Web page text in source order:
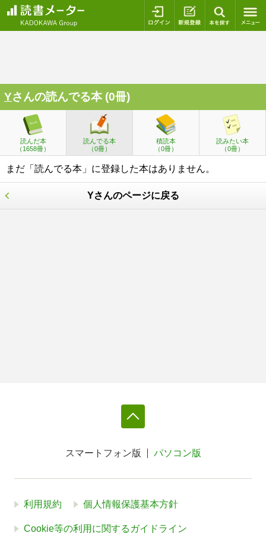
ログイン 新規登録
Yさんの読んでる本 (0冊)
読んだ本
（1658冊）
読んでる本
（0冊）
積読本
（0冊）
読みたい本
（0冊）
まだ「読んでる本」に登録した本はありません。
Yさんのページに戻る
スマートフォン版 パソコン版
利用規約 個人情報保護基本方針
Cookie等の利用に関するガイドライン